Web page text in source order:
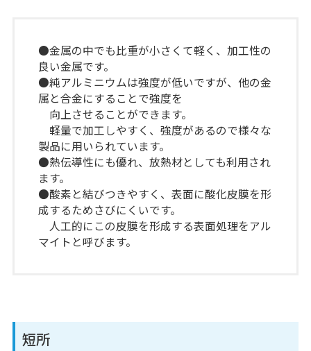
●金属の中でも比重が小さくて軽く、加工性の
良い金属です。
●純アルミニウムは強度が低いですが、他の金
属と合金にすることで強度を
向上させることができます。
軽量で加工しやすく、強度があるので様々な
製品に用いられています。
●熱伝導性にも優れ、放熱材としても利用され
ます。
●酸素と結びつきやすく、表面に酸化皮膜を形
成するためさびにくいです。
人工的にこの皮膜を形成する表面処理をアル
マイトと呼びます。
短所